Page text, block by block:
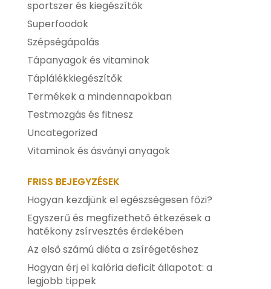
sportszer és kiegészítők
Superfoodok
Szépségápolás
Tápanyagok és vitaminok
Táplálékkiegészítők
Termékek a mindennapokban
Testmozgás és fitnesz
Uncategorized
Vitaminok és ásványi anyagok
FRISS BEJEGYZÉSEK
Hogyan kezdjünk el egészségesen főzi?
Egyszerű és megfizethető étkezések a
hatékony zsírvesztés érdekében
Az első számú diéta a zsírégetéshez
Hogyan érj el kalória deficit állapotot: a
legjobb tippek